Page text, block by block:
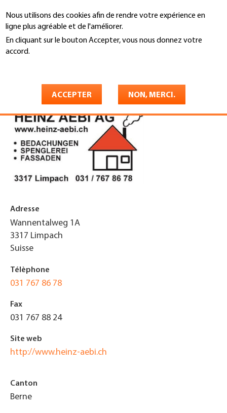
Nous utilisons des cookies afin de rendre votre expérience en
ligne plus agréable et de l'améliorer.
En cliquant sur le bouton Accepter, vous nous donnez votre
accord.
ACCEPTER NON, MERCI.
au
contenu
principal
Recherche
You
Adresse
Wannentalweg 1A
3317 Limpach
Suisse
Télèphone
031 767 86 78
Fax
031 767 88 24
Site web
http://www.heinz-aebi.ch
Canton
Berne